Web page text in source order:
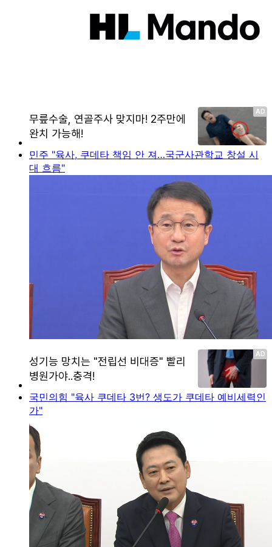
민주 "육사, 쿠데타 책임 안 져…국군사관학교 창설 시
대 흐름"
국민의힘 "육사 쿠데타 3번? 생도가 쿠데타 예비세력인
가"